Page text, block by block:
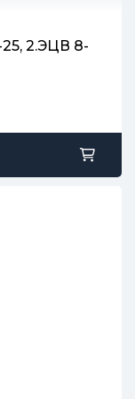
2.ЭЦВ 8-
дней